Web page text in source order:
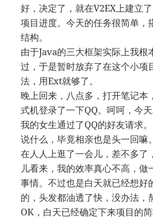
好，决定了，就在V2EX上建立
项目进度。今天的任务很简单，
结构。
由于Java的三大框架实际上我根
过，于是暂时放弃了在这个小项
法，用Ext就够了。
晚上回来，八点多，打开笔记本
式机登录了一下QQ。呵呵，今
我的女生通过了QQ的好友请求
说什么，毕竟相亲也是头一回嘛。
在人人上逛了一会儿，差不多了
儿看来，我的效率真心不高，
事情。不过也是白天就已经想好
的，头发都油透了快，没办法，
OK，白天已经确定下来项目的